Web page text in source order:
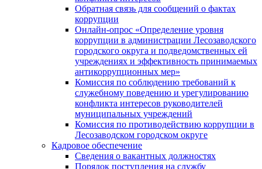
Обратная связь для сообщений о фактах
коррупции
Онлайн-опрос «Определение уровня
коррупции в администрации Лесозаводского
городского округа и подведомственных ей
учреждениях и эффективность принимаемых
антикоррупционных мер»
Комиссия по соблюдению требований к
служебному поведению и урегулированию
конфликта интересов руководителей
муниципальных учреждений
Комиссия по противодействию коррупции в
Лесозаводском городском округе
Кадровое обеспечение
Сведения о вакантных должностях
Порядок поступления на службу